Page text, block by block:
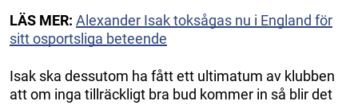
LÄS MER: Alexander Isak toksågas nu i England för
sitt osportsliga beteende
Isak ska dessutom ha fått ett ultimatum av klubben
att om inga tillräckligt bra bud kommer in så blir det